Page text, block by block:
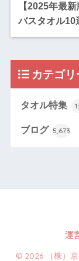
【2025年最
バスタオル10
カテゴリ
タオル特集
ブログ 5,673
運
© 2026 （株）